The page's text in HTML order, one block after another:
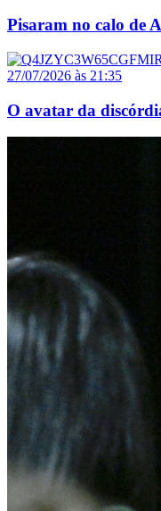
Pisaram no calo de
27/07/2026 às 21:35
O avatar da